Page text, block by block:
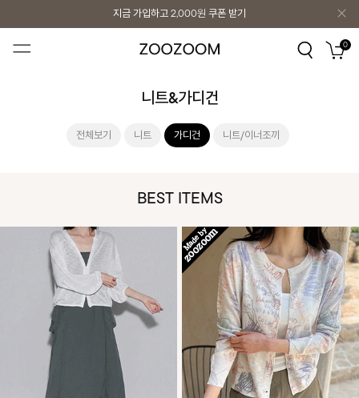
지금 가입하고 2,000원 쿠폰 받기
지금 가입하고 2,000원 쿠폰 받기 0
니트&가디건
전체보기 니트 가디건 니트/이너조끼
BEST ITEMS